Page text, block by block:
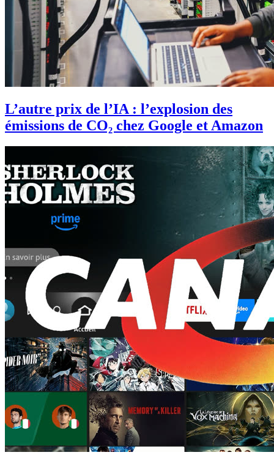
L’autre prix de l’IA : l’explosion des
émissions de CO₂ chez Google et Amazon